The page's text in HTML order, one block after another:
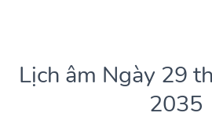
Lịch âm Ngày 29
2035